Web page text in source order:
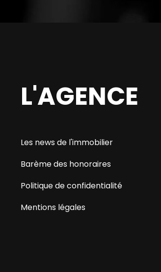
L'AGENCE
Les news de l'immobilier
Barème des honoraires
Politique de confidentialité
Mentions légales